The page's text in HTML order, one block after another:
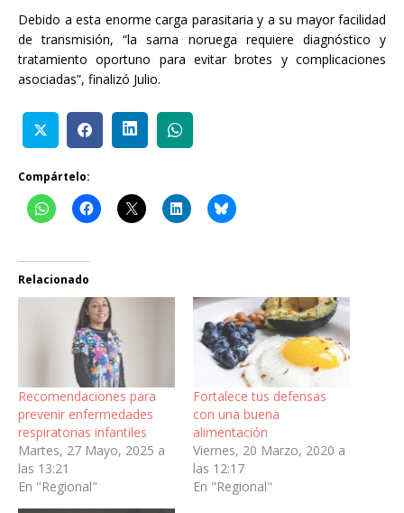
Debido a esta enorme carga parasitaria y a su mayor facilidad
de transmisión, “la sarna noruega requiere diagnóstico y
tratamiento oportuno para evitar brotes y complicaciones
asociadas”, finalizó Julio.
Compártelo:
Relacionado
Recomendaciones para
prevenir enfermedades
respiratorias infantiles
Martes, 27 Mayo, 2025 a
las 13:21
En "Regional"
Fortalece tus defensas
con una buena
alimentación
Viernes, 20 Marzo, 2020 a
las 12:17
En "Regional"